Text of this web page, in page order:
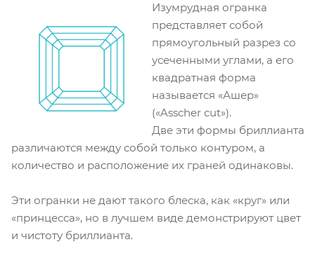
Изумрудная огранка
представляет собой
прямоугольный разрез со
усеченными углами, а его
квадратная форма
называется «Ашер»
(«Asscher cut»).
Две эти формы бриллианта
различаются между собой только контуром, а
количество и расположение их граней одинаковы.
Эти огранки не дают такого блеска, как «круг» или
«принцесса», но в лучшем виде демонстрируют цвет
и чистоту бриллианта.